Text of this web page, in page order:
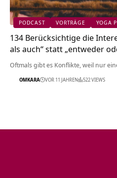
PODCAST VORTRÄGE YOGA
134 Berücksichtige die
als auch“ statt „entweder
Oftmals gibt es Konflikte, weil nur
OMKARA VOR 11 JAHREN 522 VIEWS